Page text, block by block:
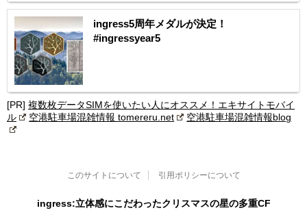
ingress5周年メダルが決定！
#ingressyear5
[PR] 複数枚データSIMを使いたい人にオススメ！エキサイトモバイ
ル
空港駐車場混雑情報 tomereru.net 空港駐車場混雑情報blog
このサイトについて 引用ポリシーについて
ingress:立体感にこだわったクリスマスの星の多重CF